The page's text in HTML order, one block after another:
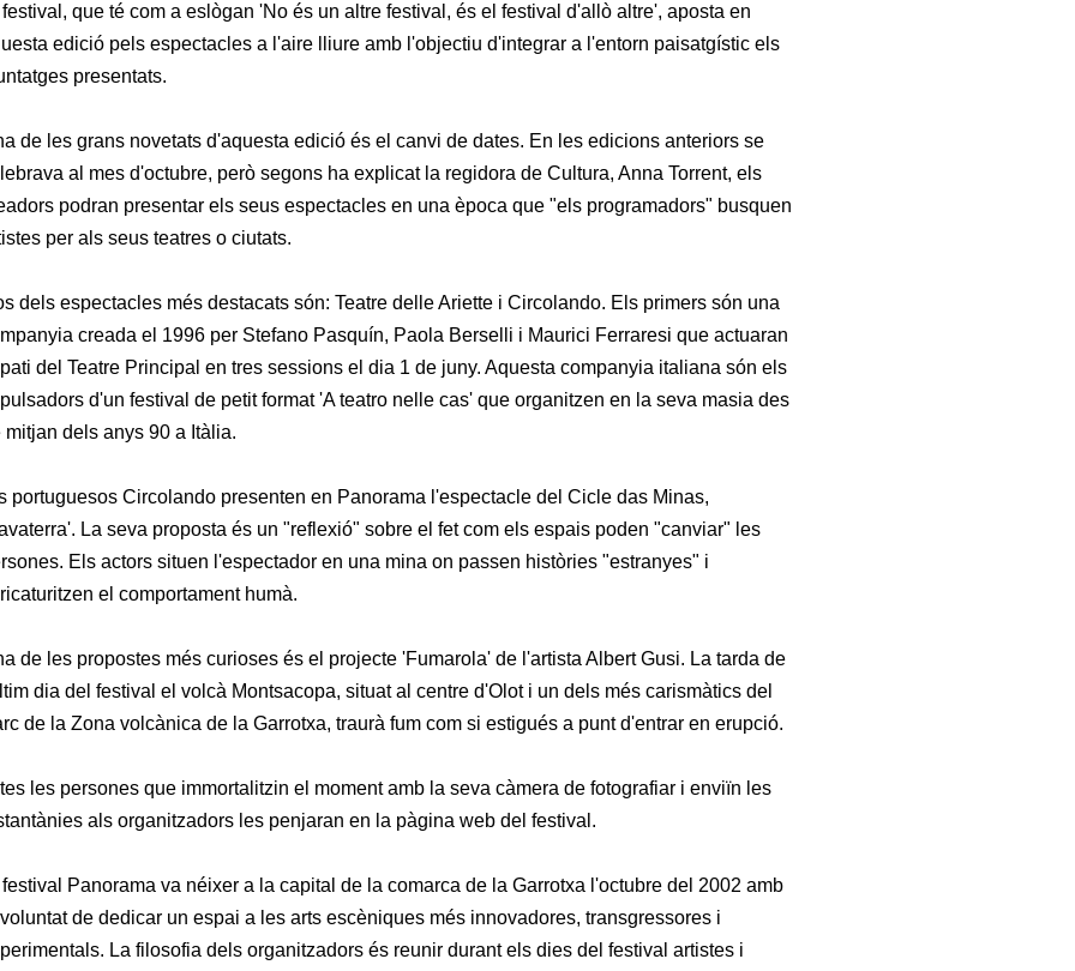
que té com a eslògan 'No és un altre festival, és el festival d'allò altre', aposta en
edició pels espectacles a l'aire lliure amb l'objectiu d'integrar a l'entorn paisatgístic els
presentats.
de les grans novetats d'aquesta edició és el canvi de dates. En les edicions anteriors se
al mes d'octubre, però segons ha explicat la regidora de Cultura, Anna Torrent, els
podran presentar els seus espectacles en una època que "els programadors" busquen
per als seus teatres o ciutats.
dels espectacles més destacats són: Teatre delle Ariette i Circolando. Els primers són una
creada el 1996 per Stefano Pasquín, Paola Berselli i Maurici Ferraresi que actuaran
del Teatre Principal en tres sessions el dia 1 de juny. Aquesta companyia italiana són els
d'un festival de petit format 'A teatro nelle cas' que organitzen en la seva masia des
mitjan dels anys 90 a Itàlia.
portuguesos Circolando presenten en Panorama l'espectacle del Cicle das Minas,
La seva proposta és un "reflexió" sobre el fet com els espais poden "canviar" les
Els actors situen l'espectador en una mina on passen històries "estranyes" i
el comportament humà.
de les propostes més curioses és el projecte 'Fumarola' de l'artista Albert Gusi. La tarda de
dia del festival el volcà Montsacopa, situat al centre d'Olot i un dels més carismàtics del
de la Zona volcànica de la Garrotxa, traurà fum com si estigués a punt d'entrar en erupció.
les persones que immortalitzin el moment amb la seva càmera de fotografiar i enviïn les
als organitzadors les penjaran en la pàgina web del festival.
Panorama va néixer a la capital de la comarca de la Garrotxa l'octubre del 2002 amb
de dedicar un espai a les arts escèniques més innovadores, transgressores i
La filosofia dels organitzadors és reunir durant els dies del festival artistes i